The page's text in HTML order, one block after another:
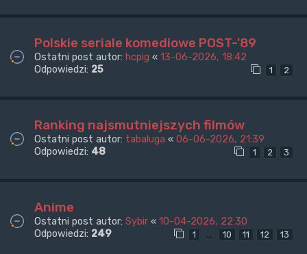
Polskie seriale komediowe POST-'89
Ostatni post autor: hcpig « 13-06-2026, 18:42
Odpowiedzi: 25 1 2
Ranking najsmutniejszych filmów
Ostatni post autor: tabaluga « 06-06-2026, 21:39
Odpowiedzi: 48 1 2 3
Anime
Ostatni post autor: Sybir « 10-04-2026, 22:30
Odpowiedzi: 249 1 … 10 11 12 13